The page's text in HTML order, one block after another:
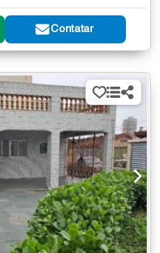
Contatar